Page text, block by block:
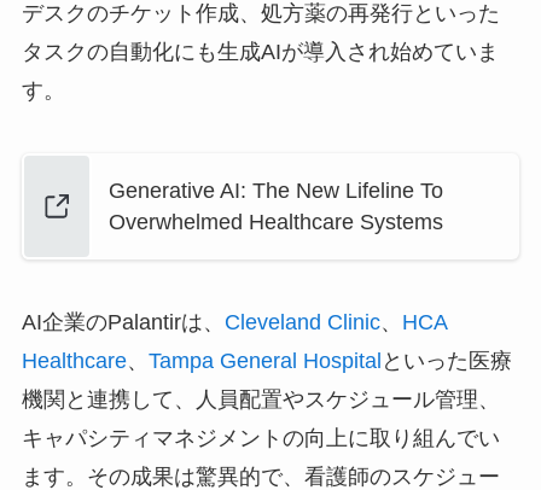
デスクのチケット作成、処方薬の再発行といった
タスクの自動化にも生成AIが導入され始めていま
す。
Generative AI: The New Lifeline To
Overwhelmed Healthcare Systems
AI企業のPalantirは、 Cleveland Clinic、 HCA
Healthcare、 Tampa General Hospital といった医療
機関と連携して、人員配置やスケジュール管理、
キャパシティマネジメントの向上に取り組んでい
ます。その成果は驚異的で、看護師のスケジュー